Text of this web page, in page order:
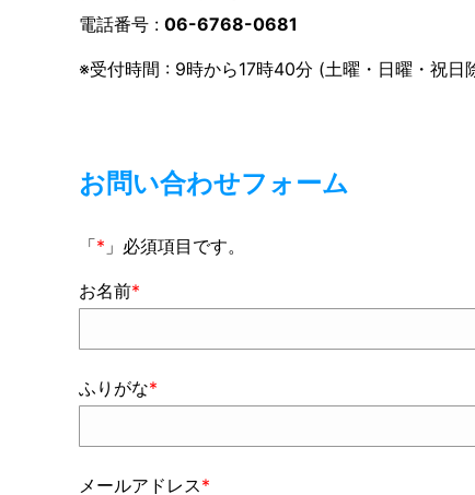
電話番号 : 06-6768-0681
※受付時間 : 9時から17時40分 (土曜・日曜・祝日
お問い合わせフォーム
「 * 」必須項目です。
お名前*
ふりがな*
メールアドレス *